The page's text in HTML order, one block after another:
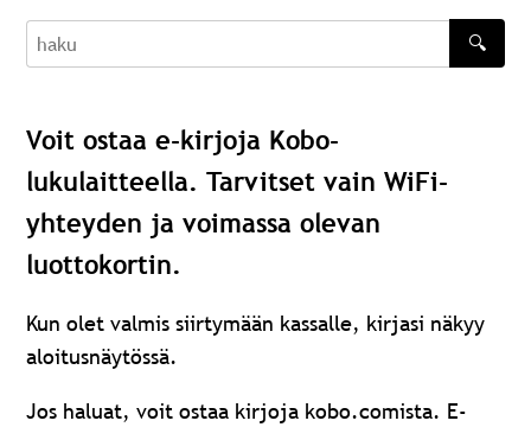
haku
🔍
Voit ostaa e-kirjoja Kobo-
lukulaitteella. Tarvitset vain WiFi-
yhteyden ja voimassa olevan
luottokortin.
Kun olet valmis siirtymään kassalle, kirjasi näkyy
aloitusnäytössä.
Jos haluat, voit ostaa kirjoja kobo.comista. E-